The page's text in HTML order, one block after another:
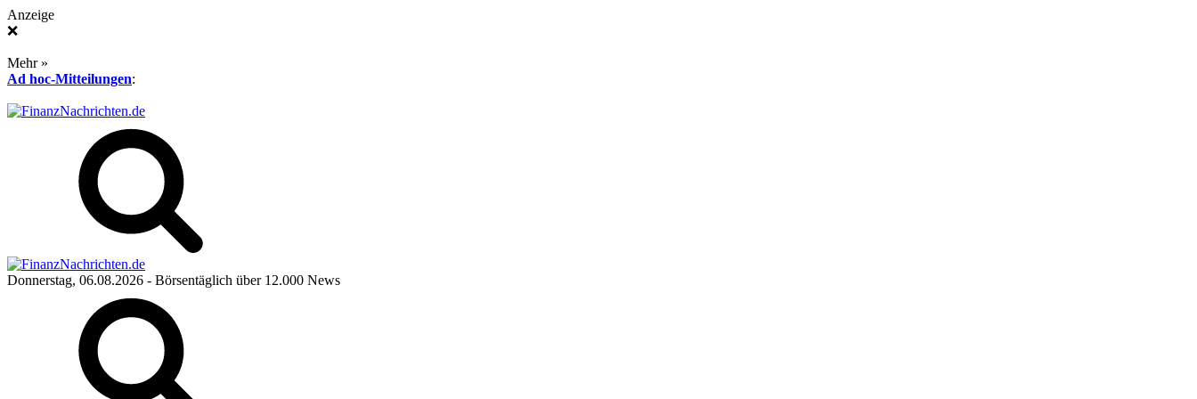
Anzeige
❌
Mehr »
Ad hoc-Mitteilungen:
Donnerstag, 06.08.2026 - Börsentäglich über 12.000 News